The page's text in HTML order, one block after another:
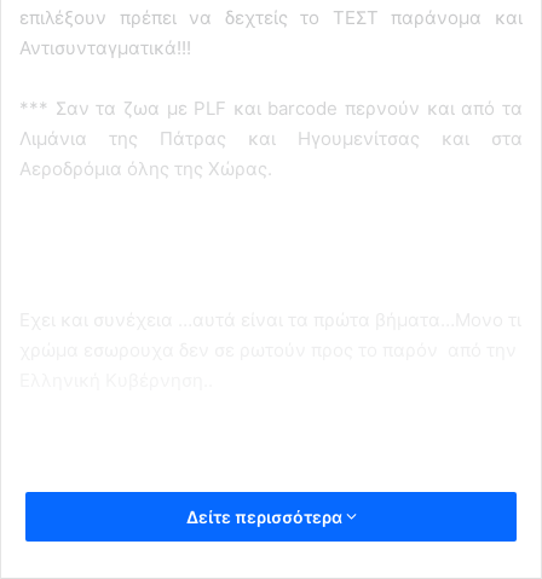
επιλέξουν πρέπει να δεχτείς το ΤΕΣΤ παράνομα και
Αντισυνταγματικά!!!
*** Σαν τα ζωα με PLF και barcode περνούν και από τα
Λιμάνια της Πάτρας και Ηγουμενίτσας και στα
Αεροδρόμια όλης της Χώρας.
Δείτε περισσότερα